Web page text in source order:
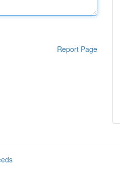
Report Page